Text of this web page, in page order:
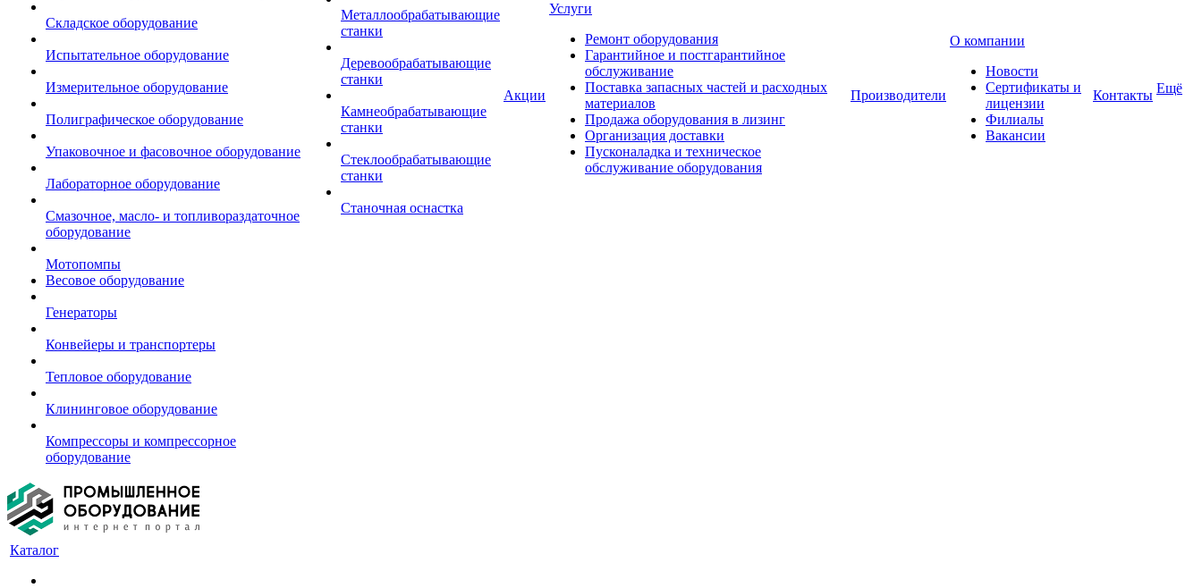
Складское оборудование
Испытательное оборудование
Измерительное оборудование
Полиграфическое оборудование
Упаковочное и фасовочное оборудование
Лабораторное оборудование
Смазочное, масло- и топливораздаточное
оборудование
Мотопомпы
Весовое оборудование
Генераторы
Конвейеры и транспортеры
Тепловое оборудование
Клининговое оборудование
Компрессоры и компрессорное
оборудование
Металлообрабатывающие
станки
Деревообрабатывающие
станки
Камнеобрабатывающие
станки
Стеклообрабатывающие
станки
Станочная оснастка
Акции
Услуги
Ремонт оборудования
Гарантийное и постгарантийное
обслуживание
Поставка запасных частей и расходных
материалов
Продажа оборудования в лизинг
Организация доставки
Пусконаладка и техническое
обслуживание оборудования
Производители
О компании
Новости
Сертификаты и
лицензии
Филиалы
Вакансии
Контакты Ещё
Каталог